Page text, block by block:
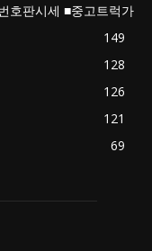
호판시세 ■중고트럭가
149
128
126
121
69